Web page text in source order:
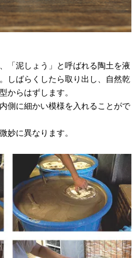
「泥しょう」と呼ばれる陶土を液
しばらくしたら取り出し、自然乾
からはずします。
側に細かい模様を入れることがで
妙に異なります。